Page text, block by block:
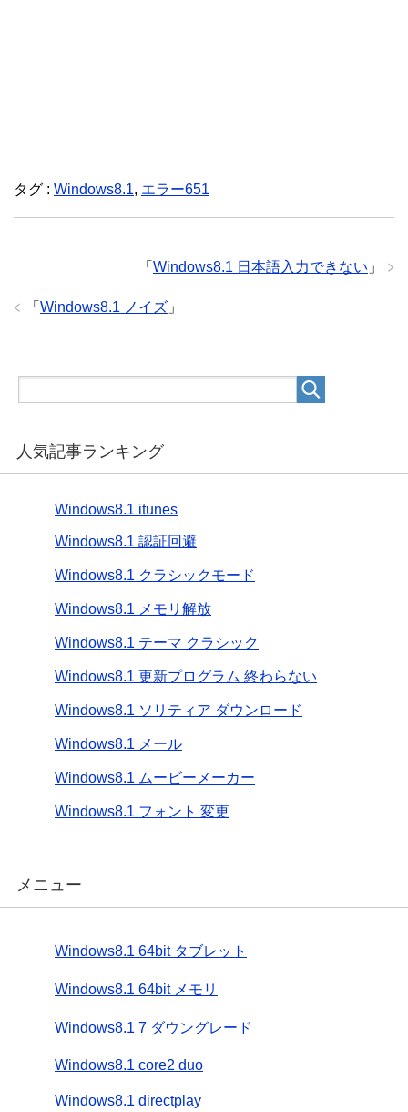
タグ : Windows8.1, エラー651
「 Windows8.1 日本語入力できない 」
「 Windows8.1 ノイズ 」
人気記事ランキング
Windows8.1 itunes
Windows8.1 認証回避
Windows8.1 クラシックモード
Windows8.1 メモリ解放
Windows8.1 テーマ クラシック
Windows8.1 更新プログラム 終わらない
Windows8.1 ソリティア ダウンロード
Windows8.1 メール
Windows8.1 ムービーメーカー
Windows8.1 フォント 変更
メニュー
Windows8.1 64bit タブレット
Windows8.1 64bit メモリ
Windows8.1 7 ダウングレード
Windows8.1 core2 duo
Windows8.1 directplay